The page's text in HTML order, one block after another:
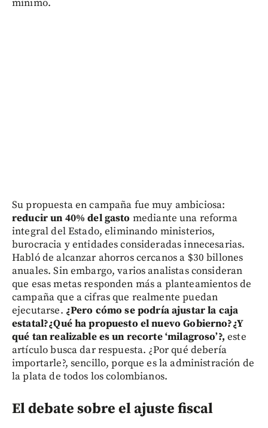
mínimo.
Su propuesta en campaña fue muy ambiciosa:
reducir un 40% del gasto mediante una reforma
integral del Estado, eliminando ministerios,
burocracia y entidades consideradas innecesarias.
Habló de alcanzar ahorros cercanos a $30 billones
anuales. Sin embargo, varios analistas consideran
que esas metas responden más a planteamientos de
campaña que a cifras que realmente puedan
ejecutarse. ¿Pero cómo se podría ajustar la caja
estatal?¿Qué ha propuesto el nuevo Gobierno?¿Y
qué tan realizable es un recorte ‘milagroso’?, este
artículo busca dar respuesta. ¿Por qué debería
importarle?, sencillo, porque es la administración de
la plata de todos los colombianos.
El debate sobre el ajuste fiscal